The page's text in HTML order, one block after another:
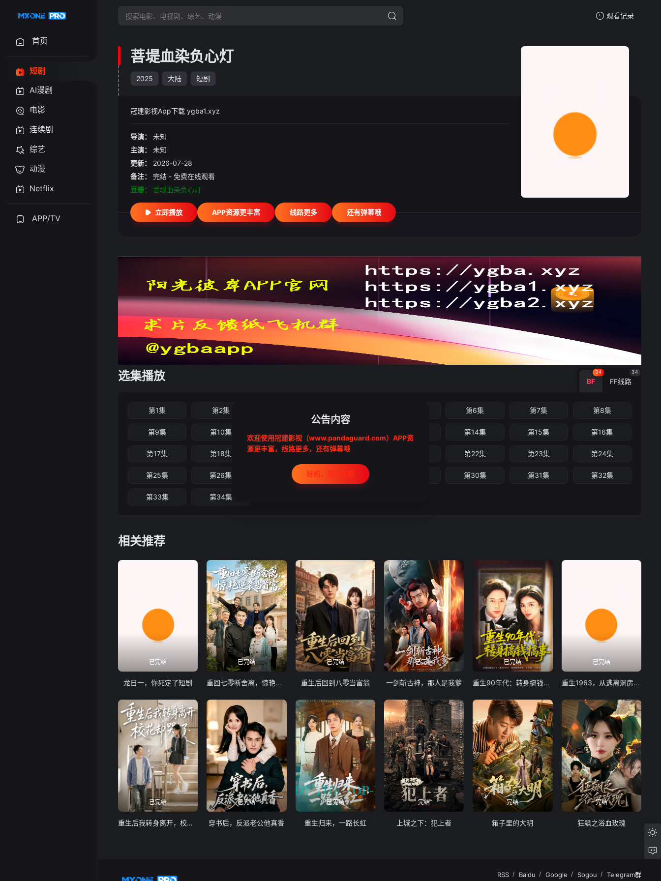
观看记录
暂无观看影片的记录
首页
短剧
AI漫剧
电影
连续剧
综艺
动漫
Netflix
APP/TV
菩堤血染负心灯
2025 大陆 短剧
冠建影视App下载 ygba1.xyz
导演：
未知
主演：
未知
更新：
2026-07-28
备注：
完结 - 免费在线观看
豆瓣：
菩堤血染负心灯
立即播放 APP资源更丰富 线路更多 还有弹幕哦
选集播放 BF
34
FF线路
34
第1集 第2集 第6集 第7集 第8集
第9集 第10集 第14集 第15集 第16集
第17集 第18集 第19集 第20集 第22集 第23集 第24集
第25集 第26集 第27集 第30集 第31集 第32集
第33集 第34集
相关推荐
已完结
龙日一，你死定了短剧
已完结
重回七零断舍离，惊艳逆袭当首富
已完结
重生后回到八零当富翁
已完结
一剑斩古神，那人是我爹
已完结
重生90年代：转身搞钱搞事
已完结
重生1963，从逃离洞房开始
已完结
重生后我转身离开，校花却哭了
已完结
穿书后，反派老公他真香
已完结
重生归来，一路长虹
完结
上城之下：犯上者
完结
箱子里的大明
完结
狂飙之浴血玫瑰
RSS Baidu Google Sogou Telegram群
公告内容
欢迎使用冠建影视（www.pandaguard.com）APP资
源更丰富，线路更多，还有弹幕哦
好的，我记住啦